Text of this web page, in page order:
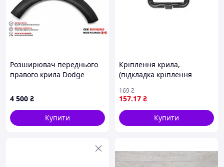
Розширювач переднього
правого крила Dodge
2023, 68418858AD
4 500 ₴
Купити
Кріплення крила,
(підкладка кріплення
FH16, FM9 09.01- DT SPARE
PARTS 2.71417
157.17 ₴
169₴
Купити